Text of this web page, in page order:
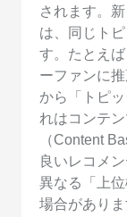
されます。
は、同じト
す。たとえ
ーファンに
から「トピ
れはコンテ
（Content
良いレコメ
異なる「上
場合があり